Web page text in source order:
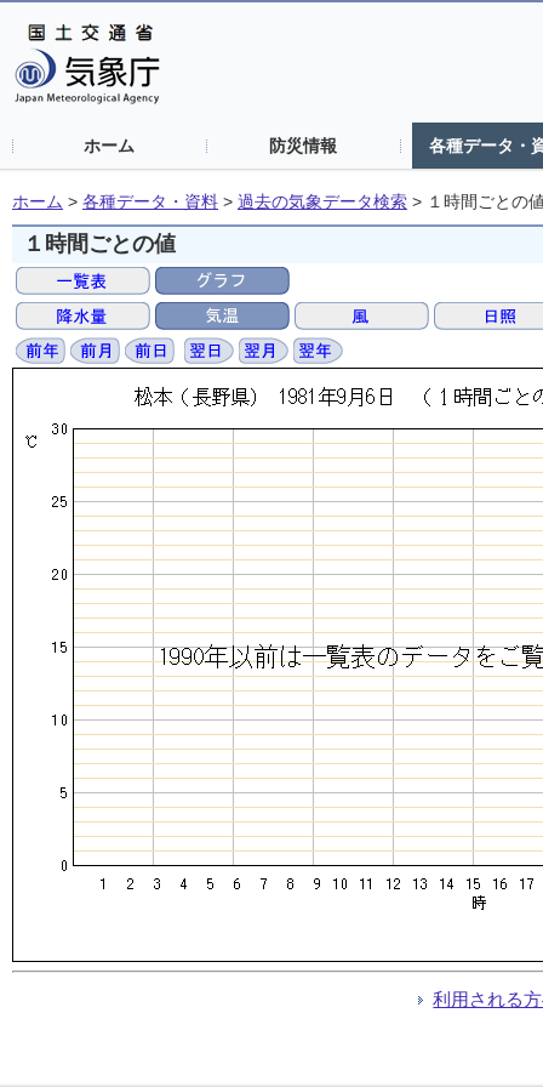
ホーム 防災情報 各種データ・
ホーム > 各種データ・資料 > 過去の気象データ検索 > １時間ごとの
１時間ごとの値
利用される